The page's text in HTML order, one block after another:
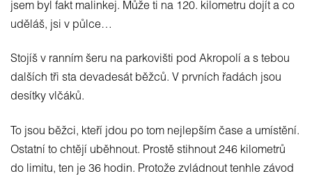
jsem byl fakt malinkej. Může ti na 120. kilometru dojít a co
uděláš, jsi v půlce…
Stojíš v ranním šeru na parkovišti pod Akropolí a s tebou
dalších tři sta devadesát běžců. V prvních řadách jsou
desítky vlčáků.
To jsou běžci, kteří jdou po tom nejlepším čase a umístění.
Ostatní to chtějí uběhnout. Prostě stihnout 246 kilometrů
do limitu, ten je 36 hodin. Protože zvládnout tenhle závod